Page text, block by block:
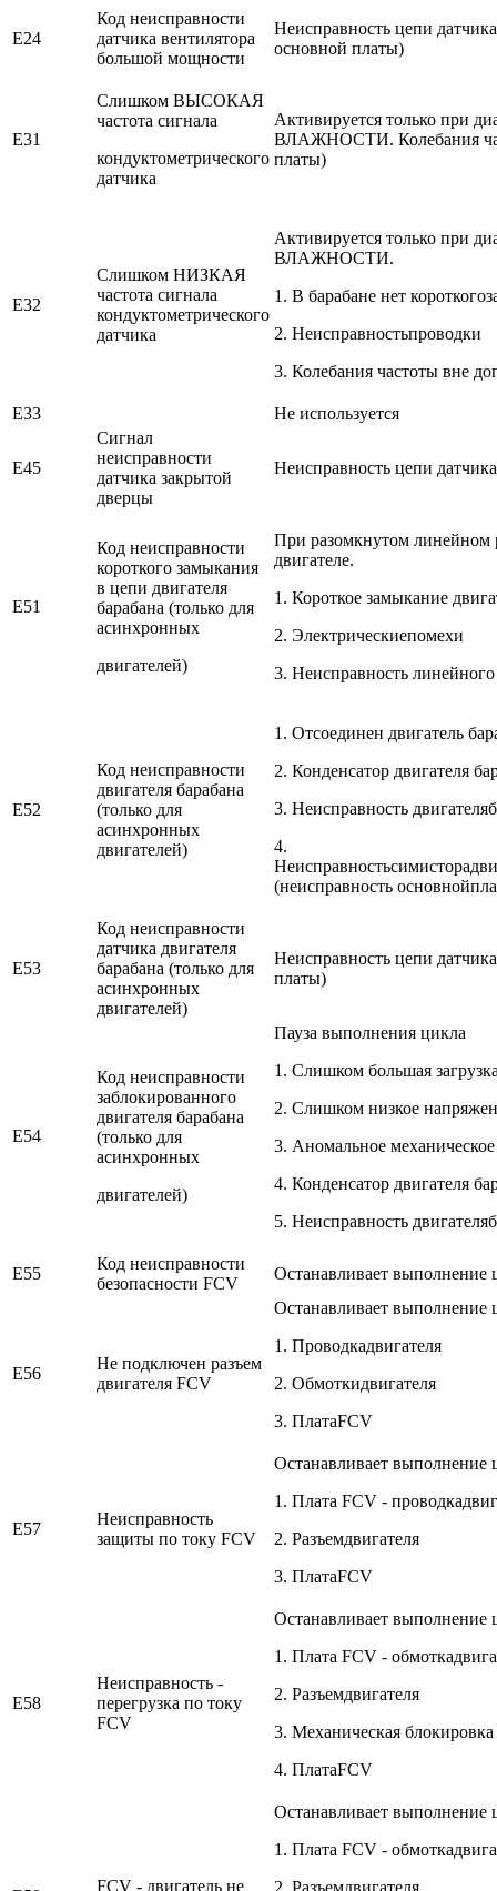
E24
Код неисправности
датчика вентилятора
большой мощности
Неисправность цепи
основной платы)
E31
Слишком ВЫСОКАЯ
частота сигнала
кондуктометрического
датчика
Активируется только
ВЛАЖНОСТИ. Колебания
платы)
E32
Слишком НИЗКАЯ
частота сигнала
кондуктометрического
датчика
Активируется только
ВЛАЖНОСТИ.
1. В барабане нет
2. Неисправностьпроводки
3. Колебания частоты вне
E33 Не используется
E45
Сигнал
неисправности
датчика закрытой
дверцы
Неисправность цепи
E51
Код неисправности
короткого замыкания
в цепи двигателя
барабана (только для
асинхронных
двигателей)
При разомкнутом линейном
двигателе.
1. Короткое замыкание
2. Электрическиепомехи
3. Неисправность
E52
Код неисправности
двигателя барабана
(только для
асинхронных
двигателей)
1. Отсоединен двигатель
2. Конденсатор двигателя
3. Неисправность
4.
(неисправность
E53
Код неисправности
датчика двигателя
барабана (только для
асинхронных
двигателей)
Неисправность цепи
платы)
E54
Код неисправности
заблокированного
двигателя барабана
(только для
асинхронных
двигателей)
Пауза выполнения цикла
1. Слишком большая
2. Слишком низкое
3. Аномальное механическое
4. Конденсатор двигателя
5. Неисправность
E55
Код неисправности
безопасности FCV
Останавливает выполнение
E56
Не подключен разъем
двигателя FCV
Останавливает выполнение
1. Проводкадвигателя
2. Обмоткидвигателя
3. ПлатаFCV
E57
Неисправность
защиты по току FCV
Останавливает выполнение
1. Плата FCV -
2. Разъемдвигателя
3. ПлатаFCV
E58
Неисправность -
перегрузка по току
FCV
Останавливает выполнение
1. Плата FCV -
2. Разъемдвигателя
3. Механическая блокировка
4. ПлатаFCV
FCV - двигатель не
Останавливает выполнение
1. Плата FCV -
2. Разъемдвигателя